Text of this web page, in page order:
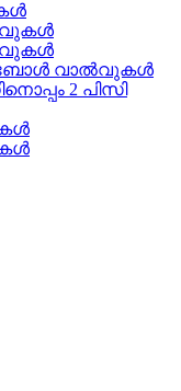
ബോൾ വാൽവുകൾ
2 പിസി